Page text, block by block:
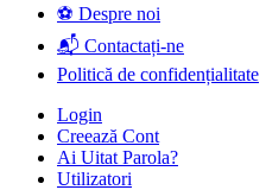
⚽ Despre noi
📬 Contactați-ne
Politică de confidențialitate
Login
Creează Cont
Ai Uitat Parola?
Utilizatori